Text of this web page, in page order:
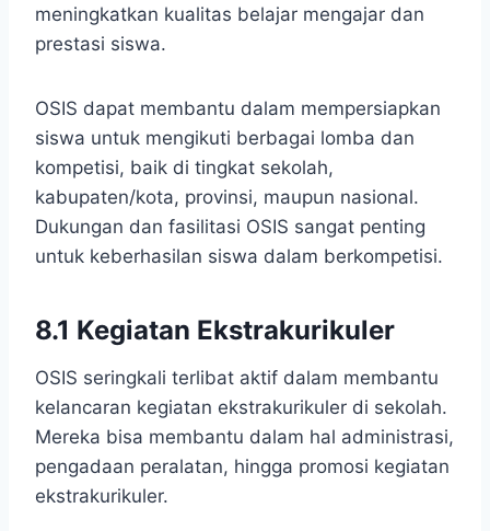
meningkatkan kualitas belajar mengajar dan
prestasi siswa.
OSIS dapat membantu dalam mempersiapkan
siswa untuk mengikuti berbagai lomba dan
kompetisi, baik di tingkat sekolah,
kabupaten/kota, provinsi, maupun nasional.
Dukungan dan fasilitasi OSIS sangat penting
untuk keberhasilan siswa dalam berkompetisi.
8.1 Kegiatan Ekstrakurikuler
OSIS seringkali terlibat aktif dalam membantu
kelancaran kegiatan ekstrakurikuler di sekolah.
Mereka bisa membantu dalam hal administrasi,
pengadaan peralatan, hingga promosi kegiatan
ekstrakurikuler.